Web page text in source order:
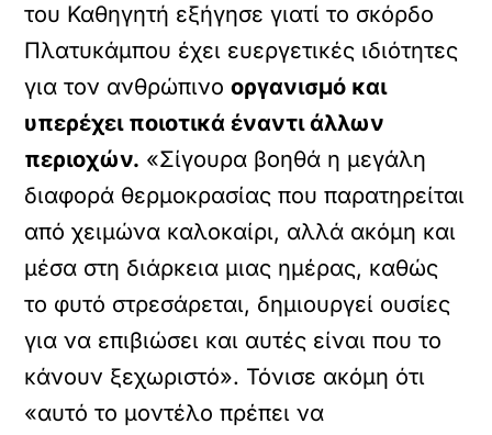
του Καθηγητή εξήγησε γιατί το σκόρδο
Πλατυκάμπου έχει ευεργετικές ιδιότητες
για τον ανθρώπινοοργανισμό και
υπερέχει ποιοτικά έναντι άλλων
περιοχών. «Σίγουρα βοηθά η μεγάλη
διαφορά θερμοκρασίας που παρατηρείται
από χειμώνα καλοκαίρι, αλλά ακόμη και
μέσα στη διάρκεια μιας ημέρας, καθώς
το φυτό στρεσάρεται, δημιουργεί ουσίες
για να επιβιώσει και αυτές είναι που το
κάνουν ξεχωριστό». Τόνισε ακόμη ότι
«αυτό το μοντέλο πρέπει να